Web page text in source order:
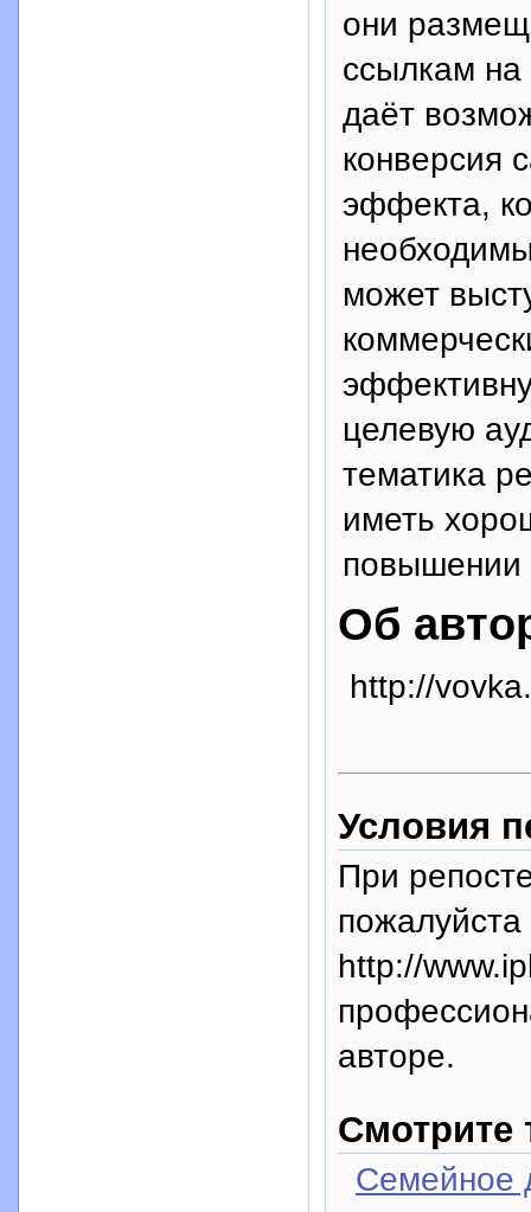
они
ссылкам на
даёт
конверсия
эффекта,
может
целевую
тематика
иметь
повышении
Об
http://
Условия
При
пожалуйста
http://
авторе.
Смотрите
Семейное